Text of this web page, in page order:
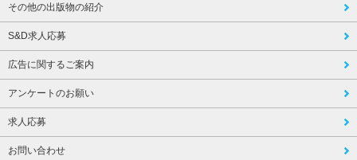
その他の出版物の紹介
S&D求人応募
広告に関するご案内
アンケートのお願い
求人応募
お問い合わせ